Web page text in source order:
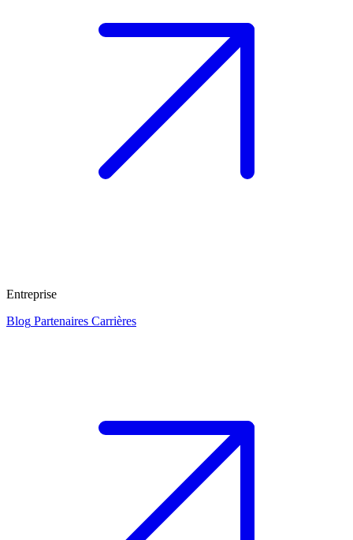
Entreprise
Blog Partenaires Carrières